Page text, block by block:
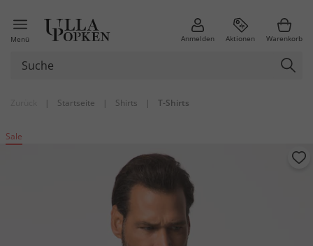
Menü Anmelden Aktionen Warenkorb
| Startseite | Shirts | T-Shirts
Sale